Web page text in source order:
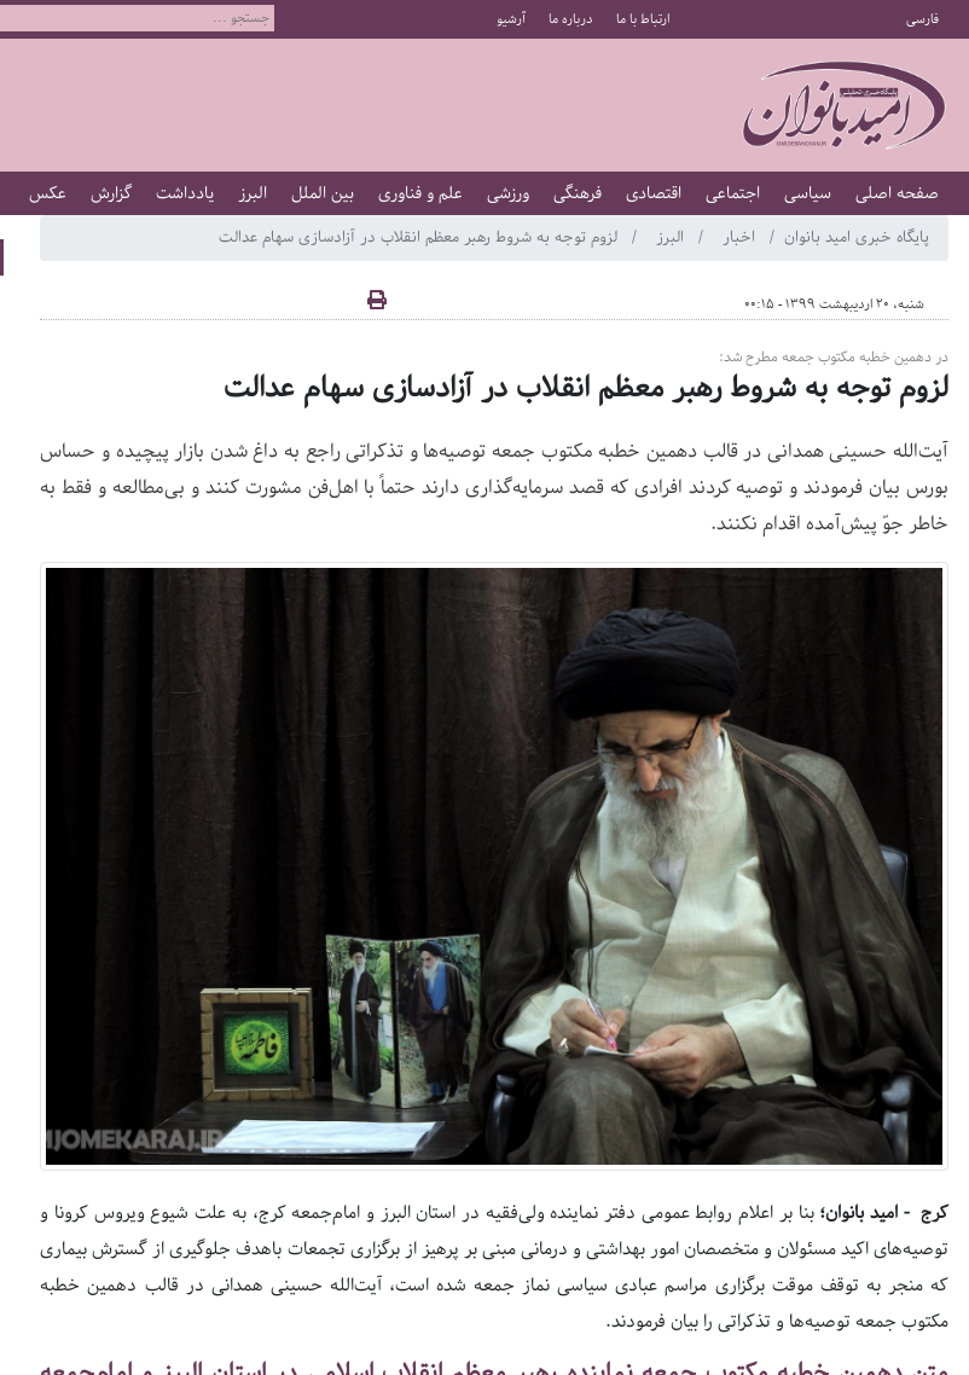
فارسی ارتباط با ما درباره ما آرشیو
صفحه اصلی سیاسی اجتماعی اقتصادی فرهنگی ورزشی علم و فناوری بین الملل البرز یادداشت گزارش عکس
پایگاه خبری امید بانوان اخبار البرز لزوم توجه به شروط رهبر معظم انقلاب در آزادسازی سهام عدالت
شنبه، 20 اردیبهشت 1399 - 00:15
در دهمین خطبه مکتوب جمعه مطرح شد:
لزوم توجه به شروط رهبر معظم انقلاب در آزادسازی سهام عدالت
آیت‌الله حسینی همدانی در قالب دهمین خطبه مکتوب جمعه توصیه‌ها و تذکراتی راجع به داغ شدن بازار پیچیده و حساس
بورس بیان فرمودند و توصیه کردند افرادی که قصد سرمایه‌گذاری دارند حتماً با اهل‌فن مشورت کنند و بی‌مطالعه و فقط به
خاطر جوّ پیش‌آمده اقدام نکنند.
کرج - امید بانوان؛بنا بر اعلام روابط عمومی دفتر نماینده ولی‌فقیه در استان البرز و امام‌جمعه کرج، به علت شیوع ویروس کرونا و
توصیه‌های اکید مسئولان و متخصصان امور بهداشتی و درمانی مبنی بر پرهیز از برگزاری تجمعات باهدف جلوگیری از گسترش بیماری
که منجر به توقف موقت برگزاری مراسم عبادی سیاسی نماز جمعه شده است، آیت‌الله حسینی همدانی در قالب دهمین خطبه
مکتوب جمعه توصیه‌ها و تذکراتی را بیان فرمودند.